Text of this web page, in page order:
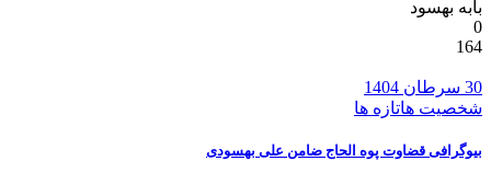
بابه بهسود
0
164
30 سرطان 1404
شخصیت هاتازه ها
بیوگرافی قضاوت پوه الحاج ضامن علی بهسودی